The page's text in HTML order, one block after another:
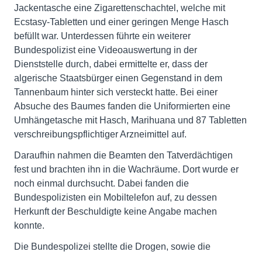
Jackentasche eine Zigarettenschachtel, welche mit
Ecstasy-Tabletten und einer geringen Menge Hasch
befüllt war. Unterdessen führte ein weiterer
Bundespolizist eine Videoauswertung in der
Dienststelle durch, dabei ermittelte er, dass der
algerische Staatsbürger einen Gegenstand in dem
Tannenbaum hinter sich versteckt hatte. Bei einer
Absuche des Baumes fanden die Uniformierten eine
Umhängetasche mit Hasch, Marihuana und 87 Tabletten
verschreibungspflichtiger Arzneimittel auf.
Daraufhin nahmen die Beamten den Tatverdächtigen
fest und brachten ihn in die Wachräume. Dort wurde er
noch einmal durchsucht. Dabei fanden die
Bundespolizisten ein Mobiltelefon auf, zu dessen
Herkunft der Beschuldigte keine Angabe machen
konnte.
Die Bundespolizei stellte die Drogen, sowie die